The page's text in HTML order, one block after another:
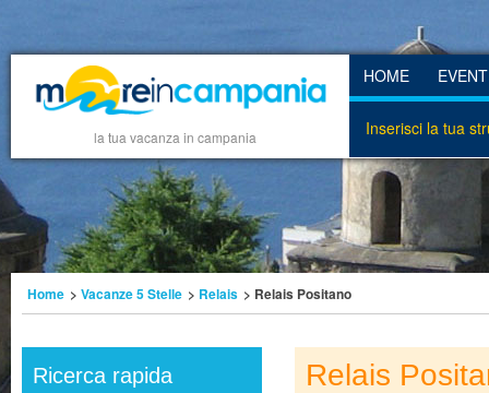
la tua vacanza in campania
HOME
Inserisci la tua
Home > Vacanze 5 Stelle > Relais > Relais Positano
Ricerca rapida Relais